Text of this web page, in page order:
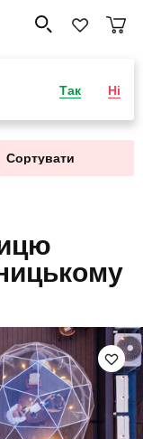
Так Ні
Сортувати